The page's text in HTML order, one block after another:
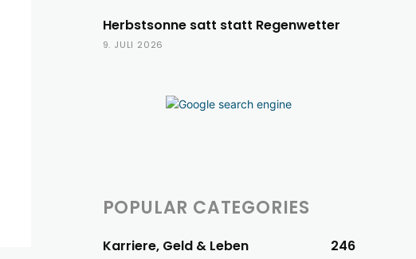
Herbstsonne satt statt Regenwetter
9. JULI 2026
POPULAR CATEGORIES
Karriere, Geld & Leben
246